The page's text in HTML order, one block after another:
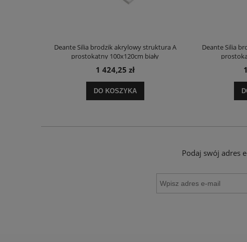
Deante Silia brodzik akrylowy struktura A
prostokątny 100x120cm biały
1 424,25 zł
DO KOSZYKA
Deante Silia
Podaj swój adres